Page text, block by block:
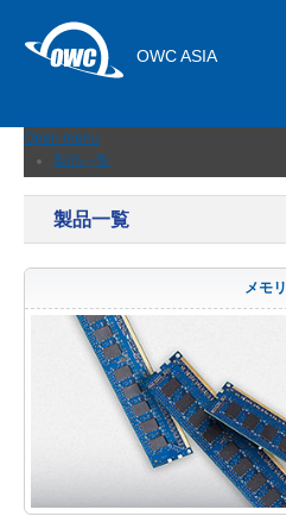
OWC ASIA
Open menu
製品一覧
内蔵SSD
ネットワークストレージ
ドック
ケーブルおよびアダプター
拡張シャーシ
メモリ
アップグレードとツール
ニュース
製品一覧
メモリ